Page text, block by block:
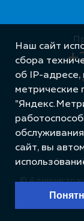
©
Наш сайт
сбора
об IP-адресе,
метрические
сайт, вы